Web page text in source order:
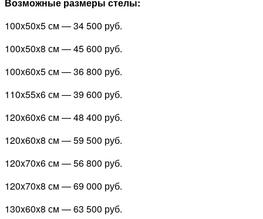
Возможные размеры стелы:
100x50x5 см — 34 500 руб.
100x50x8 см — 45 600 руб.
100x60x5 см — 36 800 руб.
110x55x6 см — 39 600 руб.
120x60x6 см — 48 400 руб.
120x60x8 см — 59 500 руб.
120x70x6 см — 56 800 руб.
120x70x8 см — 69 000 руб.
130x60x8 см — 63 500 руб.